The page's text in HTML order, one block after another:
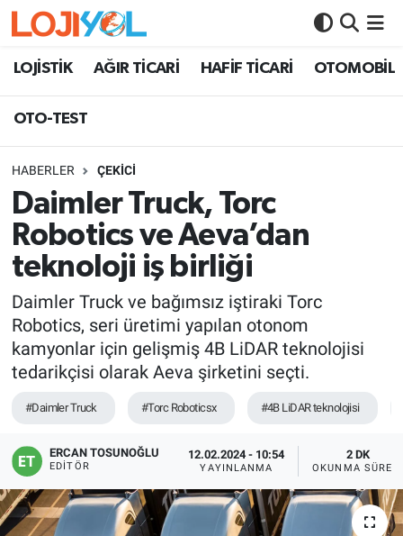
LOJİSTİK AĞIR TİCARİ HAFİF TİCARİ OTOMOBİL
OTO-TEST
HABERLER ÇEKİCİ
Daimler Truck, Torc
Robotics ve Aeva’dan
teknoloji iş birliği
Daimler Truck ve bağımsız iştiraki Torc
Robotics, seri üretimi yapılan otonom
kamyonlar için gelişmiş 4B LiDAR teknolojisi
tedarikçisi olarak Aeva şirketini seçti.
#Daimler Truck #Torc Roboticsx #4B LiDAR teknolojisi
ERCAN TOSUNOĞLU
EDITÖR
12.02.2024 - 10:54
YAYINLANMA
2 DK
OKUNMA SÜRESI
OTO-TEST